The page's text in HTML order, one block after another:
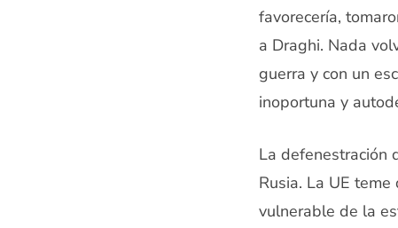
favorecería,
a Draghi. Nada
guerra y con un
inoportuna y
La defenestración
Rusia. La UE
vulnerable de la